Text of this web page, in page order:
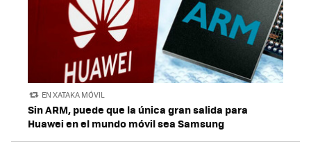
EN XATAKA MÓVIL
Sin ARM, puede que la única gran salida para
Huawei en el mundo móvil sea Samsung